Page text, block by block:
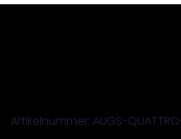
Artikelnummer: AUGS-